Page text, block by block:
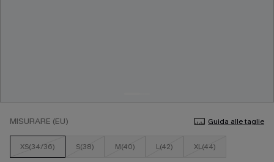
MISURARE (EU) Guida alle taglie
XS(34/36) S(38) M(40) L(42) XL(44)